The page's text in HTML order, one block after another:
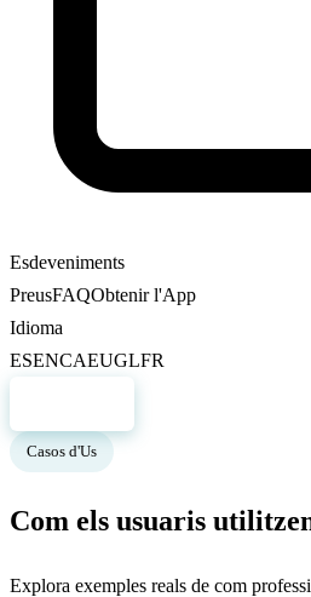
Esdeveniments
PreusFAQObtenir l'App
Idioma
ESENCAEUGLFR
Casos d'Us
Com els usuaris
Explora exemples reals de com